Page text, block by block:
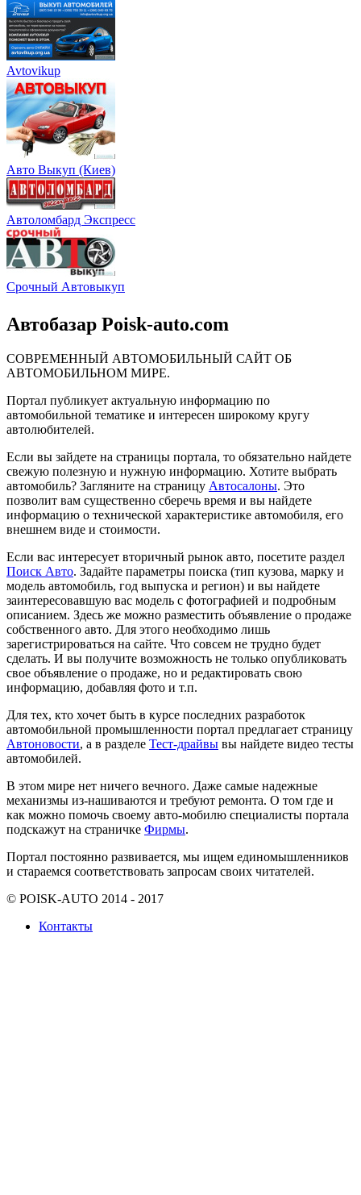
Avtovikup
Авто Выкуп (Киев)
Автоломбард Экспресс
Срочный Автовыкуп
Автобазар Poisk-auto.com
СОВРЕМЕННЫЙ АВТОМОБИЛЬНЫЙ САЙТ ОБ
АВТОМОБИЛЬНОМ МИРЕ.
Портал публикует актуальную информацию по
автомобильной тематике и интересен широкому кругу
автолюбителей.
Если вы зайдете на страницы портала, то обязательно найдете
свежую полезную и нужную информацию. Хотите выбрать
автомобиль? Загляните на страницу Автосалоны. Это
позволит вам существенно сберечь время и вы найдете
информацию о технической характеристике автомобиля, его
внешнем виде и стоимости.
Если вас интересует вторичный рынок авто, посетите раздел
Поиск Авто. Задайте параметры поиска (тип кузова, марку и
модель автомобиль, год выпуска и регион) и вы найдете
заинтересовавшую вас модель с фотографией и подробным
описанием. Здесь же можно разместить объявление о продаже
собственного авто. Для этого необходимо лишь
зарегистрироваться на сайте. Что совсем не трудно будет
сделать. И вы получите возможность не только опубликовать
свое объявление о продаже, но и редактировать свою
информацию, добавляя фото и т.п.
Для тех, кто хочет быть в курсе последних разработок
автомобильной промышленности портал предлагает страницу
Автоновости, а в разделе Тест-драйвы вы найдете видео тесты
автомобилей.
В этом мире нет ничего вечного. Даже самые надежные
механизмы из-нашиваются и требуют ремонта. О том где и
как можно помочь своему авто-мобилю специалисты портала
подскажут на страничке Фирмы.
Портал постоянно развивается, мы ищем единомышленников
и стараемся соответствовать запросам своих читателей.
© POISK-AUTO 2014 - 2017
Контакты